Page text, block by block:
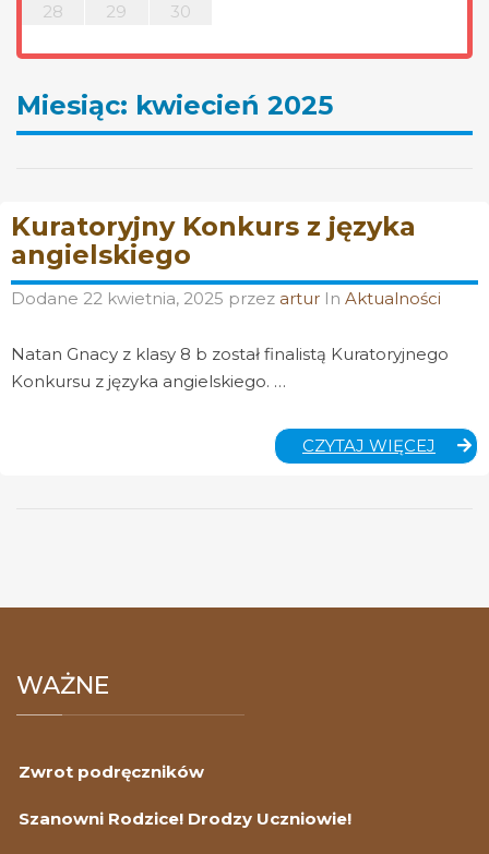
28
29 30
Miesiąc: kwiecień 2025
Kuratoryjny Konkurs z języka
angielskiego
Dodane 22 kwietnia, 2025 przez artur In Aktualności
Natan Gnacy z klasy 8 b został finalistą Kuratoryjnego
Konkursu z języka angielskiego. …
CZYTAJ WIĘCEJ
WAŻNE
Zwrot podręczników
Szanowni Rodzice! Drodzy Uczniowie!